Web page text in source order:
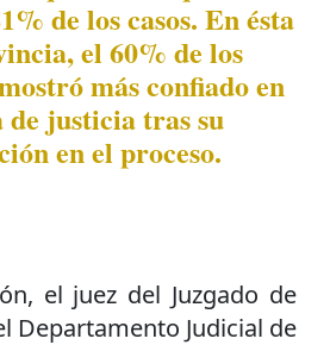
de los casos. En ésta
el 60% de los
más confiado en
de justicia tras su
en el proceso.
el juez del Juzgado de
Departamento Judicial de